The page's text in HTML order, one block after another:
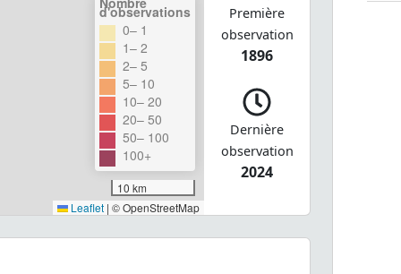
d'observations
0– 1
1– 2
2– 5
5– 10
10– 20
20– 50
50– 100
100+
10 km
Leaflet | © OpenStreetMap
Première
observation
1896
Dernière
observation
2024